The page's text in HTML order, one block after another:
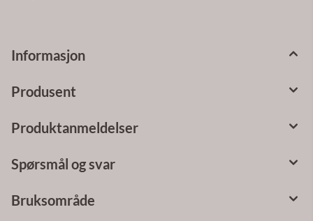
Informasjon
Produsent
Produktanmeldelser
Spørsmål og svar
Bruksområde